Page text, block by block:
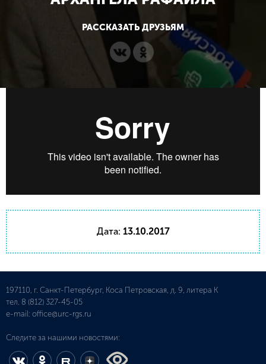
РАССКАЗАТЬ ДРУЗЬЯМ
Дата: 13.10.2017
197110, г. Санкт-Петербург, Коса Петровская, д. 9, литера К
тел. 8 (812) 327-45-05
e-mail: office@urc-rgs.ru
Следите за нашими новостями: